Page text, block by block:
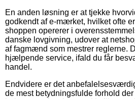
En anden løsning er at tjekke
godkendt af e-mærket, hvilket ofte
shoppen opererer i
danske lovgivning, udover at
af fagmænd som mestrer reglerne.
hjælpende service, ifald du får
handel.
Endvidere er det
de mest betydningsfulde forhold